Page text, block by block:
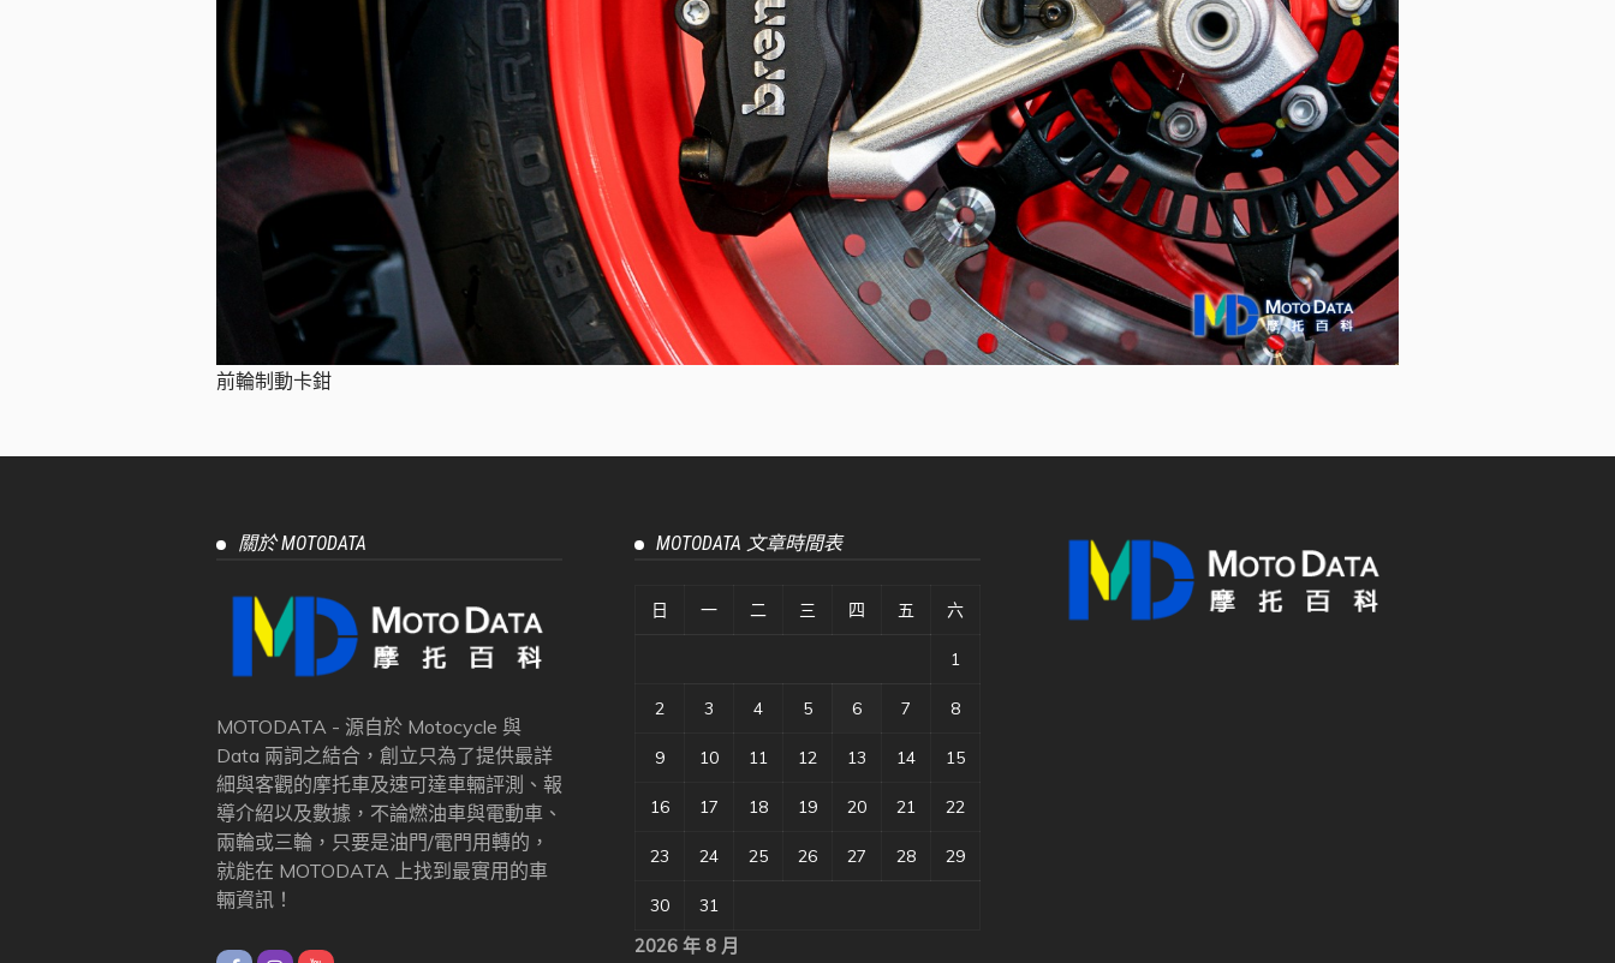
前輪制動卡鉗
關於 MOTODATA
MOTODATA - 源自於 Motocycle 與
Data 兩詞之結合，創立只為了提供最詳
細與客觀的摩托車及速可達車輛評測、報
導介紹以及數據，不論燃油車與電動車、
兩輪或三輪，只要是油門/電門用轉的，
就能在 MOTODATA 上找到最實用的車
輛資訊！
MOTODATA 文章時間表
2026 年 8 月
日 一 二 三 四 五 六
1
2 3 4 5 6 7 8
9 10 11 12 13 14 15
16 17 18 19 20 21 22
23 24 25 26 27 28 29
30 31